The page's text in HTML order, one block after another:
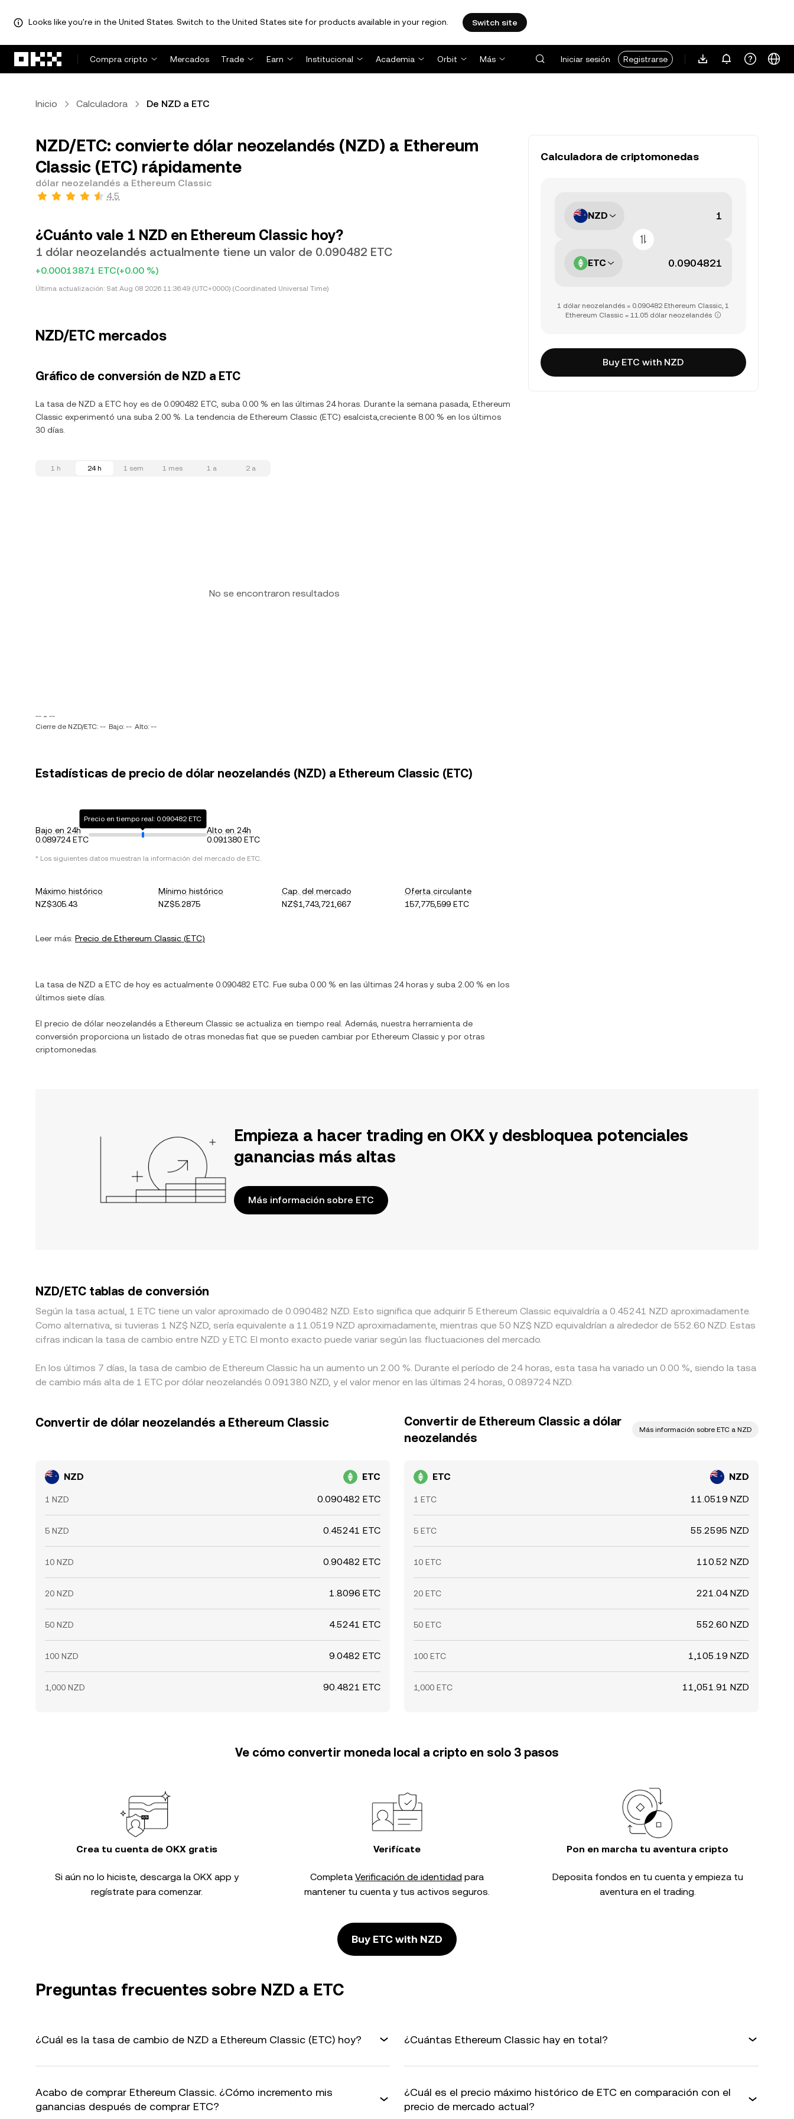
Looks like you're in the United States. Switch to the United States site for products available in your region. Switch site
Compra cripto
Mercados Trade Earn Institucional Academia Orbit Más Iniciar sesión Registrarse
Inicio Calculadora De NZD a ETC
NZD/ETC: convierte dólar neozelandés (NZD) a Ethereum
Classic (ETC) rápidamente
dólar neozelandés a Ethereum Classic
4.5
¿Cuánto vale 1 NZD en Ethereum Classic hoy?
1 dólar neozelandés actualmente tiene un valor de 0.090482 ETC
+0.00013871 ETC(+0.00 %)
Última actualización: Sat Aug 08 2026 11:36:49 (UTC+0000) (Coordinated Universal Time)
NZD/ETC mercados
Gráfico de conversión de NZD a ETC
La tasa de NZD a ETC hoy es de 0.090482 ETC, suba 0.00 % en las últimas 24 horas. Durante la semana pasada, Ethereum
Classic experimentó una suba 2.00 %. La tendencia de Ethereum Classic (ETC) esalcista,creciente 8.00 % en los últimos
30 días.
1 h 24 h 1 sem 1 mes 1 a 2 a
No se encontraron resultados
-- ~ --
Cierre de NZD/ETC: -- Bajo: -- Alto: --
Estadísticas de precio de dólar neozelandés (NZD) a Ethereum Classic (ETC)
Bajo en 24h
0.089724 ETC
Precio en tiempo real: 0.090482 ETC
Alto en 24h
0.091380 ETC
* Los siguientes datos muestran la información del mercado de ETC.
Máximo histórico
NZ$305.43
Mínimo histórico
NZ$5.2875
Cap. del mercado
NZ$1,743,721,667
Oferta circulante
157,775,599 ETC
Leer más: Precio de Ethereum Classic (ETC)
La tasa de NZD a ETC de hoy es actualmente 0.090482 ETC . Fue suba 0.00 % en las últimas 24 horas y suba 2.00 % en los
últimos siete días.
El precio de dólar neozelandés a Ethereum Classic se actualiza en tiempo real. Además, nuestra herramienta de
conversión proporciona un listado de otras monedas fiat que se pueden cambiar por Ethereum Classicy por otras
criptomonedas.
Calculadora de criptomonedas
NZD
ETC
1 dólar neozelandés = 0.090482 Ethereum Classic, 1
Ethereum Classic = 11.05 dólar neozelandés
Buy ETC with NZD
Empieza a hacer trading en OKX y desbloquea potenciales
ganancias más altas
Más información sobre ETC
NZD/ETC tablas de conversión
Según la tasa actual, 1 ETC tiene un valor aproximado de 0.090482 NZD. Esto significa que adquirir 5 Ethereum Classic equivaldría a 0.45241 NZD aproximadamente.
Como alternativa, si tuvieras 1 NZ$ NZD, sería equivalente a 11.0519 NZD aproximadamente, mientras que 50 NZ$ NZD equivaldrían a alrededor de 552.60 NZD. Estas
cifras indican la tasa de cambio entre NZD y ETC. El monto exacto puede variar según las fluctuaciones del mercado.
En los últimos 7 días, la tasa de cambio de Ethereum Classic ha un aumento un 2.00 %. Durante el período de 24 horas, esta tasa ha variado un 0.00 %, siendo la tasa
de cambio más alta de 1 ETC por dólar neozelandés 0.091380 NZD, y el valor menor en las últimas 24 horas, 0.089724 NZD.
Convertir de dólar neozelandés a Ethereum Classic
NZD ETC
1 NZD 0.090482 ETC
5 NZD 0.45241 ETC
10 NZD 0.90482 ETC
20 NZD 1.8096 ETC
50 NZD 4.5241 ETC
100 NZD 9.0482 ETC
1,000 NZD 90.4821 ETC
Convertir de Ethereum Classic a dólar
neozelandés
Más información sobre ETC a NZD
ETC NZD
1 ETC 11.0519 NZD
5 ETC 55.2595 NZD
10 ETC 110.52 NZD
20 ETC 221.04 NZD
50 ETC 552.60 NZD
100 ETC 1,105.19 NZD
1,000 ETC 11,051.91 NZD
Ve cómo convertir moneda local a cripto en solo 3 pasos
Crea tu cuenta de OKX gratis
Si aún no lo hiciste, descarga la OKX app y
regístrate para comenzar.
Verifícate
Completa Verificación de identidad para
mantener tu cuenta y tus activos seguros.
Pon en marcha tu aventura cripto
Deposita fondos en tu cuenta y empieza tu
aventura en el trading.
Buy ETC with NZD
Preguntas frecuentes sobre NZD a ETC
¿Cuál es la tasa de cambio de NZD a Ethereum Classic (ETC) hoy? ¿Cuántas Ethereum Classic hay en total?
Acabo de comprar Ethereum Classic. ¿Cómo incremento mis
ganancias después de comprar ETC?
¿Cuál es el precio máximo histórico de ETC en comparación con el
precio de mercado actual?